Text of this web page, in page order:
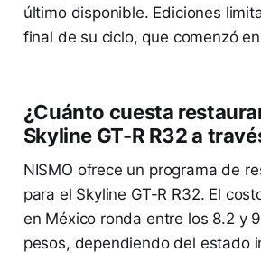
último disponible. Ediciones
final de su ciclo, que comenzó
¿Cuánto cuesta
Skyline GT-R R32 a
NISMO ofrece un programa de
para el Skyline GT-R R32. El
en México ronda entre los 8.2 y
pesos, dependiendo del estado